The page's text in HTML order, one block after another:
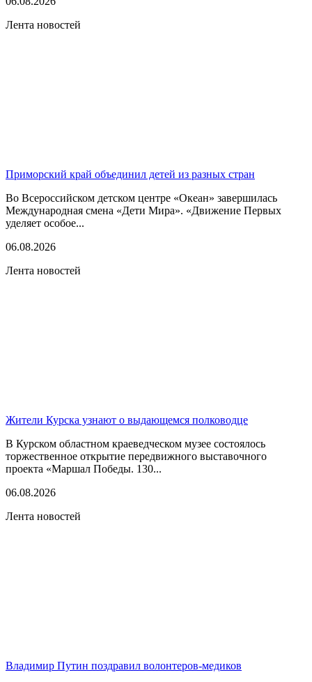
Лента новостей
Приморский край объединил детей из разных стран
Во Всероссийском детском центре «Океан» завершилась
Международная смена «Дети Мира». «Движение Первых
уделяет особое...
06.08.2026
Лента новостей
Жители Курска узнают о выдающемся полководце
В Курском областном краеведческом музее состоялось
торжественное открытие передвижного выставочного
проекта «Маршал Победы. 130...
06.08.2026
Лента новостей
Владимир Путин поздравил волонтеров-медиков